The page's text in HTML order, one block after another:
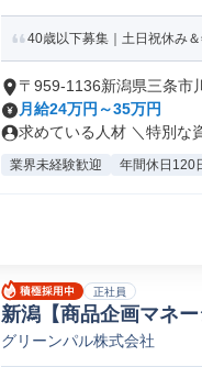
40歳以下募集｜土日祝休み
〒959-1136新潟県三条市
月給24万円～35万円
求めている人材 ＼特別な
業界未経験歓迎 年間休日120
正社員
新潟【商品企画マネ
り 日用品/アパレル/イ
グリーンパル株式会社